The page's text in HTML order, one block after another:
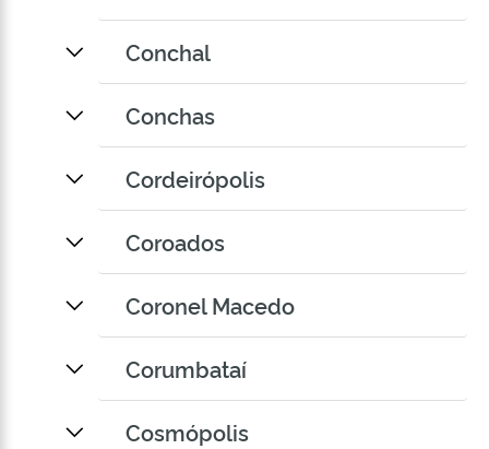
Conchal
Conchas
Cordeirópolis
Coroados
Coronel Macedo
Corumbataí
Cosmópolis